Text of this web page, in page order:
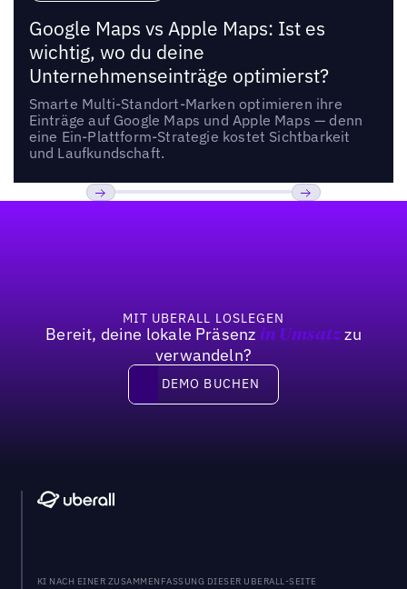
Google Maps vs Apple Maps: Ist es
wichtig, wo du deine
Unternehmenseinträge optimierst?
Smarte Multi-Standort-Marken optimieren ihre
Einträge auf Google Maps und Apple Maps — denn
eine Ein-Plattform-Strategie kostet Sichtbarkeit
und Laufkundschaft.
MIT UBERALL LOSLEGEN
Bereit, deine lokale Präsenz in Umsatzzu
verwandeln?
DEMO BUCHEN
DEMO BUCHEN
KI NACH EINER ZUSAMMENFASSUNG DIESER UBERALL-SEITE